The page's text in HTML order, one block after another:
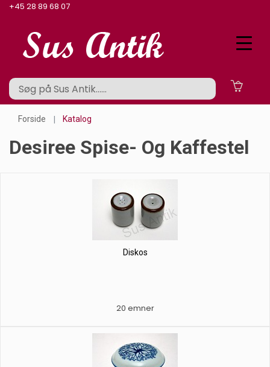
+45 28 89 68 07
Forside Katalog
Desiree Spise- Og Kaffestel
Diskos
20 emner